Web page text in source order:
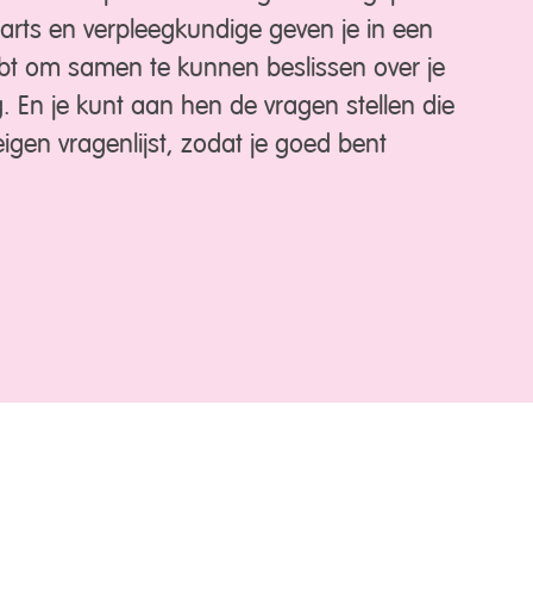
en verpleegkundige geven je in een
om samen te kunnen beslissen over je
En je kunt aan hen de vragen stellen die
vragenlijst, zodat je goed bent